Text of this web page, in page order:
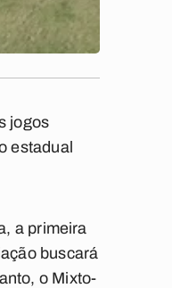
jogos
estadual
a primeira
buscará
o Mixto-